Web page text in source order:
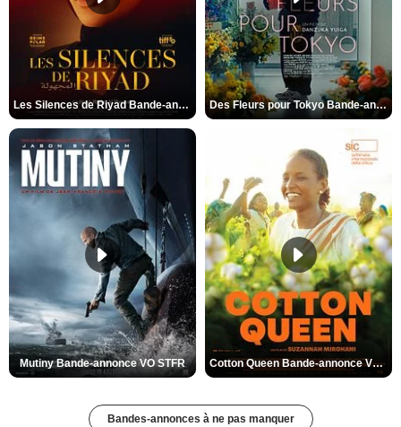
Les Silences de Riyad Bande-annonce VO STFR Des Fleurs pour Tokyo Bande-annonce VO STFR
Mutiny Bande-annonce VO STFR Cotton Queen Bande-annonce VO STFR
Bandes-annonces à ne pas manquer